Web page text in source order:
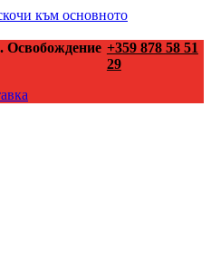
към основното
Освобождение +359 878 58 51
29